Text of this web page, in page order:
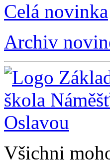
Celá novinka
Archiv
Všichni